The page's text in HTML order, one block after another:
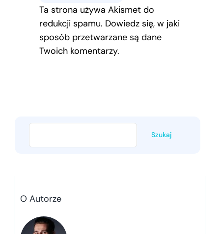
Ta strona używa Akismet do
redukcji spamu. Dowiedz się, w jaki
sposób przetwarzane są dane
Twoich komentarzy.
Szukaj
O Autorze